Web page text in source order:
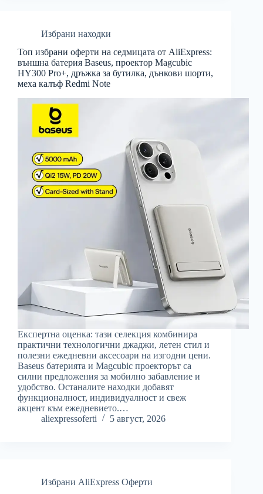
Избрани находки
Топ избрани оферти на седмицата от AliExpress:
външна батерия Baseus, проектор Magcubic
HY300 Pro+, дръжка за бутилка, дънкови шорти,
меха калъф Redmi Note
Експертна оценка: тази селекция комбинира
практични технологични джаджи, летен стил и
полезни ежедневни аксесоари на изгодни цени.
Baseus батерията и Magcubic проекторът са
силни предложения за мобилно забавление и
удобство. Останалите находки добавят
функционалност, индивидуалност и свеж
акцент към ежедневието.…
aliexpressoferti
5 август, 2026
Избрани AliExpress Оферти